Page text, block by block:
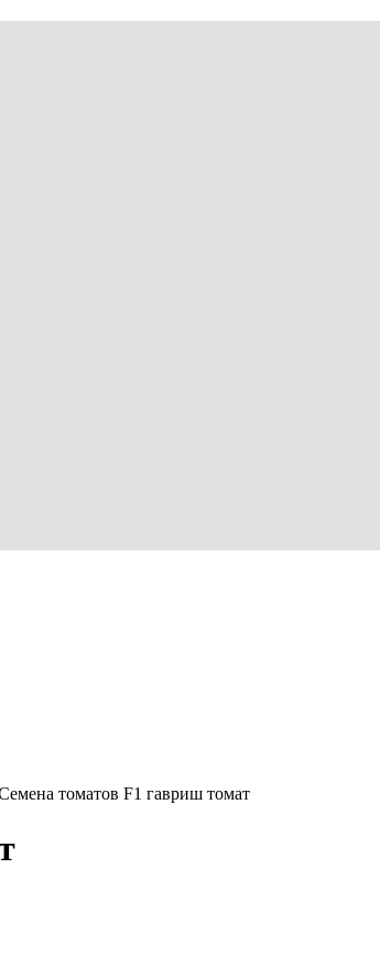
томатов F1 гавриш томат